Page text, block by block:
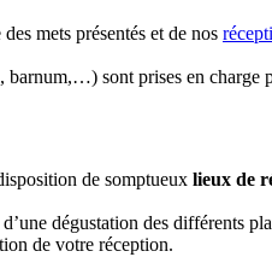
mets présentés et de nos
barnum,…) sont prises en charge
de somptueux lieux de
dégustation des différents
de votre réception.